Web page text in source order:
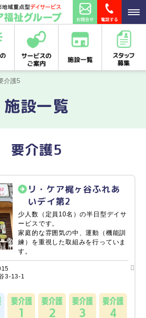
介護5
施設一覧
要介護5
リ・ケア梶ヶ谷ふれあ
いデイ第2
少人数（定員10名）の半日型デイサ
ービスです。
家庭的な雰囲気の中、運動（機能訓
練）を重視した取組みを行っていま
す。
3-13-1